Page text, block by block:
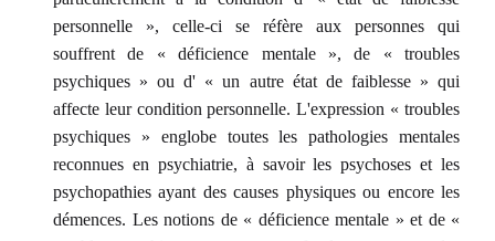
personnelle », celle-ci se réfère aux personnes qui
souffrent de « déficience mentale », de « troubles
psychiques » ou d' « un autre état de faiblesse » qui
affecte leur condition personnelle. L'expression « troubles
psychiques » englobe toutes les pathologies mentales
reconnues en psychiatrie, à savoir les psychoses et les
psychopathies ayant des causes physiques ou encore les
démences. Les notions de « déficience mentale » et de «